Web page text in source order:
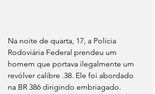
Na noite de quarta, 17, a Polícia
Rodoviária Federal prendeu um
homem que portava ilegalmente um
revólver calibre .38. Ele foi abordado
na BR 386 dirigindo embriagado.